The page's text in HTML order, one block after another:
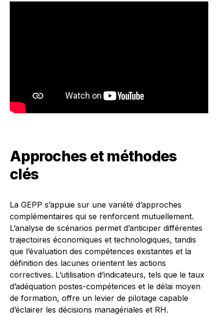
Approches et méthodes
clés
La GEPP s’appuie sur une variété d’approches
complémentaires qui se renforcent mutuellement.
L’analyse de scénarios permet d’anticiper différentes
trajectoires économiques et technologiques, tandis
que l’évaluation des compétences existantes et la
définition des lacunes orientent les actions
correctives. L’utilisation d’indicateurs, tels que le taux
d’adéquation postes-compétences et le délai moyen
de formation, offre un levier de pilotage capable
d’éclairer les décisions managériales et RH.